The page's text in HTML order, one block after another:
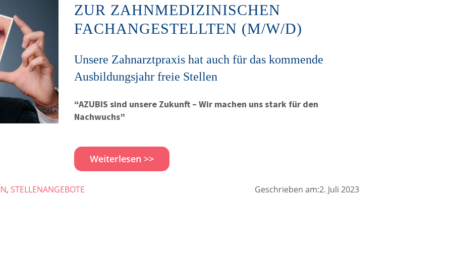
ZUR ZAHNMEDIZINISCHEN
FACHANGESTELLTEN (M/W/D)
Unsere Zahnarztpraxis hat auch für das kommende
Ausbildungsjahr freie Stellen
“AZUBIS sind unsere Zukunft – Wir machen uns stark für den
Nachwuchs”
Weiterlesen >>
, STELLENANGEBOTE Geschrieben am:2. Juli 2023